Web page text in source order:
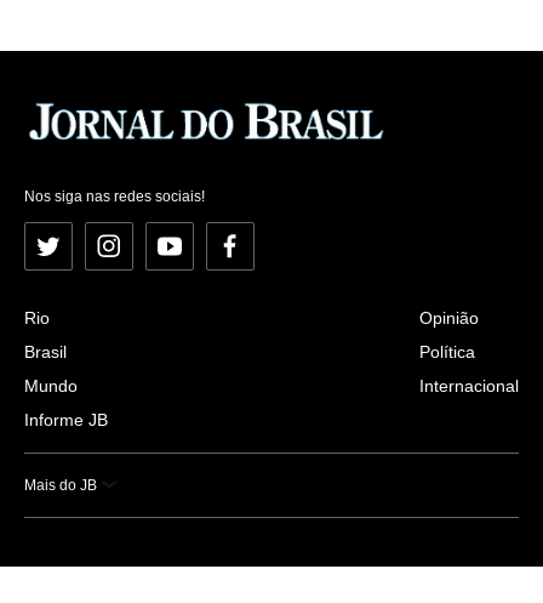
Nos siga nas redes sociais!
Twitter InstagramYouTubeFacebook
Rio
Brasil
Mundo
Informe JB
Opinião
Política
Internacional
Mais do JB
Esportes